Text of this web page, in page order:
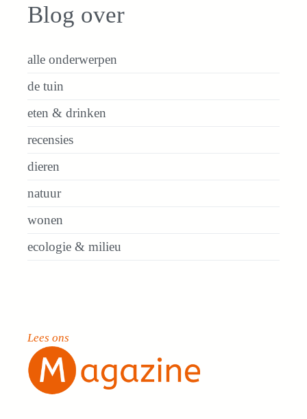
Blog over
alle onderwerpen
de tuin
eten & drinken
recensies
dieren
natuur
wonen
ecologie & milieu
Lees ons